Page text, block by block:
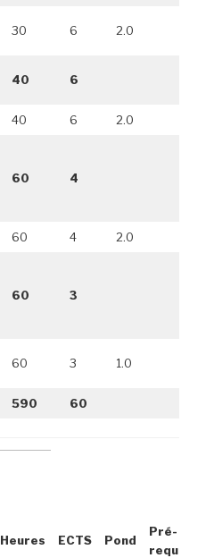
30 6 2.0
40 6
40 6 2.0
60 4
60 4 2.0
60 3
60 3 1.0
590 60
Heures ECTS Pond
Pré-
requis